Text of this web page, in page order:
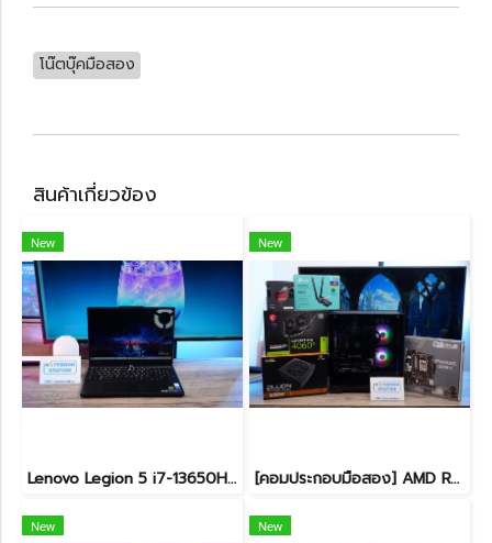
โน๊ตบุ๊คมือสอง
สินค้าเกี่ยวข้อง
New
Lenovo Legion 5 i7-13650HX RTX5060(8GB) RAM16 512GB M.2 จอ15.3นิ้ว FHD+ 165Hz เกมมิ่งสเปคสูง คีย์บอร์ดไฟสีขาว ดีไซน์เรียบหรูดูทันสมัย ประกันศูนย์ยาวถึงปี2028 เครื่องพร้อมใช้งานในราคาสุดคุ้มเพียง 39,990.-
New
[คอมประกอบมือสอง] AMD Ryzen5-7500F / RTX-4060Ti(8GB) / 16B(8GBx2) DDR5 5600MHz / 1TB SSD M.2 / ASUS PRIME A620M-K / SUPER FLOWER ZILLION 650W 80 PLUS BRONZE สเปคสูง พร้อมใช้งานในราาสุดคุ้มเพียง 24,990.-
New New